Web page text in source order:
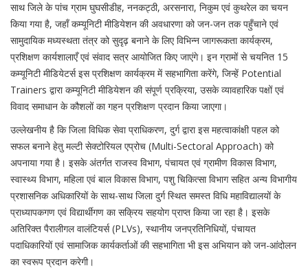
साथ जिले के पांच ग्राम घुघसीडीह, ननकट्ठी, अरसनारा, निकुम एवं कुथरेल का चयन
किया गया है, जहाँ कम्यूनिटी मीडियेशन की अवधारणा को जन-जन तक पहुँचाने एवं
सामुदायिक मध्यस्थता तंत्र को सुदृढ़ बनाने के लिए विभिन्न जागरूकता कार्यक्रम,
प्रशिक्षण कार्यशालाएँ एवं संवाद सत्र आयोजित किए जाएंगे। इन ग्रामों से चयनित 15
कम्यूनिटी मीडियेटर्स इस प्रशिक्षण कार्यक्रम में सहभागिता करेंगे, जिन्हें Potential
Trainers द्वारा कम्यूनिटी मीडियेशन की संपूर्ण प्रक्रिया, उसके व्यावहारिक पक्षों एवं
विवाद समाधान के कौशलों का गहन प्रशिक्षण प्रदान किया जाएगा।
उल्लेखनीय है कि जिला विधिक सेवा प्राधिकरण, दुर्ग द्वारा इस महत्वाकांक्षी पहल को
सफल बनाने हेतु मल्टी सेक्टोरियल एप्रोच (Multi-Sectoral Approach) को
अपनाया गया है। इसके अंतर्गत राजस्व विभाग, पंचायत एवं ग्रामीण विकास विभाग,
स्वास्थ्य विभाग, महिला एवं बाल विकास विभाग, पशु चिकित्सा विभाग सहित अन्य विभागीय
प्रशासनिक अधिकारियों के साथ-साथ जिला दुर्ग स्थित समस्त विधि महाविद्यालयों के
प्राध्यापकगण एवं विद्यार्थीगण का सक्रिय सहयोग प्राप्त किया जा रहा है। इसके
अतिरिक्त पैरालीगल वालंटियर्स (PLVs), स्थानीय जनप्रतिनिधियों, पंचायत
पदाधिकारियों एवं सामाजिक कार्यकर्ताओं की सहभागिता भी इस अभियान को जन-आंदोलन
का स्वरूप प्रदान करेगी।